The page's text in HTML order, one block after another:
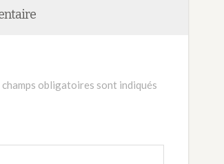
champs obligatoires sont indiqués